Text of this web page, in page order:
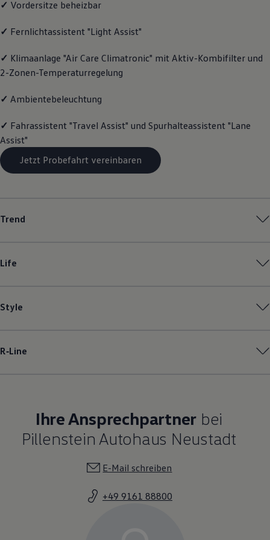
Magazin
Transport
Elektromobilität
Volkswagen R
Pannen- und Unfallhilfe
✓ Vordersitze beheizbar
✓ Fernlichtassistent "Light Assist"
✓ Klimaanlage "Air Care Climatronic" mit Aktiv-Kombifilter und
2-Zonen-Temperaturregelung
✓ Ambientebeleuchtung
✓ Fahrassistent "Travel Assist" und Spurhalteassistent "Lane
Assist"
Jetzt Probefahrt vereinbaren
Trend
Life
Style
R‑Line
Ihre Ansprechpartner bei
Pillenstein Autohaus Neustadt
E-Mail schreiben
+49 9161 88800